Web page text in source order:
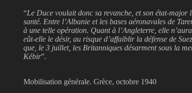
“Le Duce voulait donc sa revanche, et son état-major
santé. Entre l’Albanie et les bases aéronavales de
à une telle opération. Quant à l’Angleterre, elle
eût-elle le désir, au risque d’affaiblir la défense de
que, le 3 juillet, les Britanniques désarment sous la
Kébir”.
Mobilisation générale. Grèce, octobre 1940